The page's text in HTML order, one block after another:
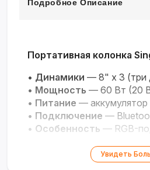
Подробное Описание
Портативная колонка
• Динамики — 8" x 3 (три
• Мощность — 60 Вт (20
• Питание —
• Подключение —
• Особенность — RGB-
Мощная акустика с
вечеринок, караоке и
Увидеть